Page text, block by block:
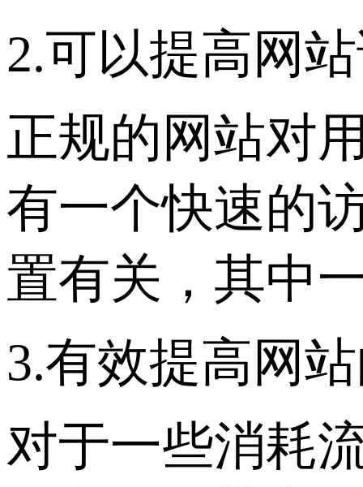
2.可以提高网
正规的网站对
有一个快速的
置有关，其中
3.有效提高网
对于一些消耗